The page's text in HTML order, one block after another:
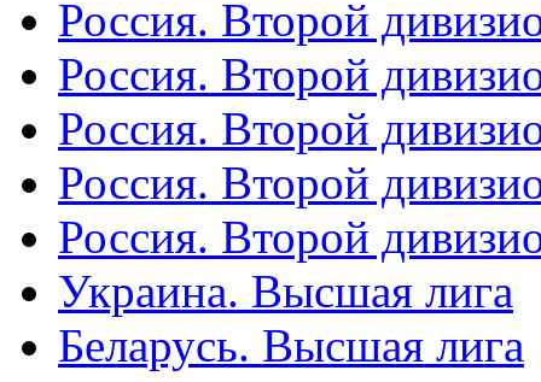
Россия. Второй
Россия. Второй
Россия. Второй
Россия. Второй
Россия. Второй
Украина. Высшая лига
Беларусь. Высшая лига